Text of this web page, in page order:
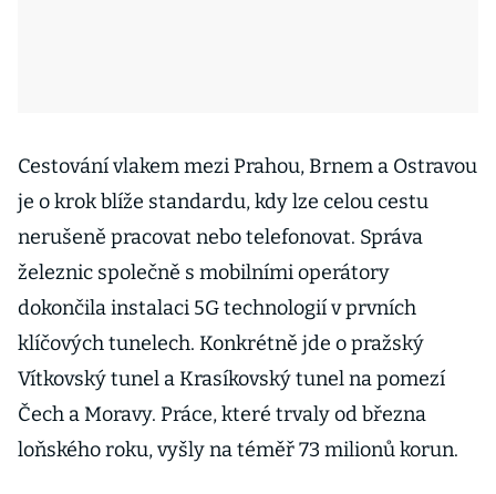
Cestování vlakem mezi Prahou, Brnem a Ostravou
je o krok blíže standardu, kdy lze celou cestu
nerušeně pracovat nebo telefonovat. Správa
železnic společně s mobilními operátory
dokončila instalaci 5G technologií v prvních
klíčových tunelech. Konkrétně jde o pražský
Vítkovský tunel a Krasíkovský tunel na pomezí
Čech a Moravy. Práce, které trvaly od března
loňského roku, vyšly na téměř 73 milionů korun.